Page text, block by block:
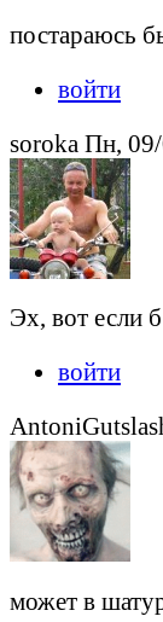
постараюсь
войти
soroka Пн,
Эх, вот если
войти
может в